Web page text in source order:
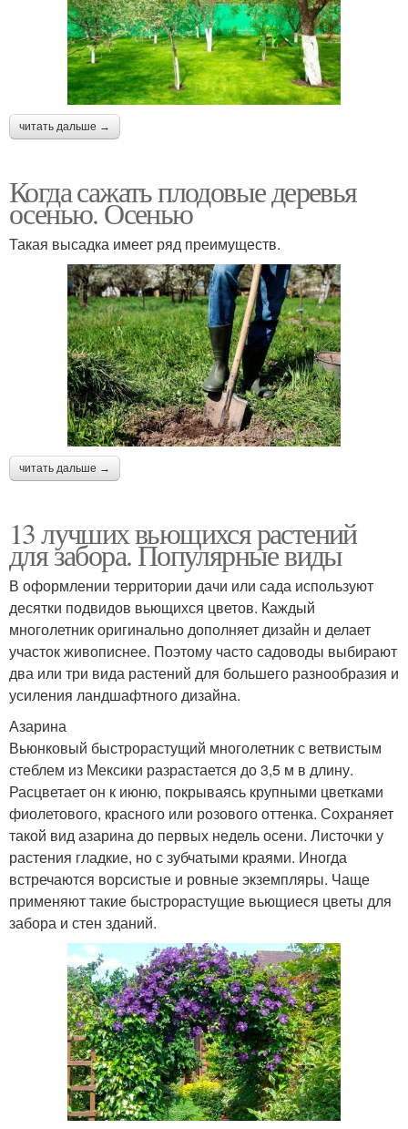
читать дальше →
Когда сажать плодовые деревья
осенью. Осенью
Такая высадка имеет ряд преимуществ.
читать дальше →
13 лучших вьющихся растений
для забора. Популярные виды
В оформлении территории дачи или сада используют
десятки подвидов вьющихся цветов. Каждый
многолетник оригинально дополняет дизайн и делает
участок живописнее. Поэтому часто садоводы выбирают
два или три вида растений для большего разнообразия и
усиления ландшафтного дизайна.
Азарина
Вьюнковый быстрорастущий многолетник с ветвистым
стеблем из Мексики разрастается до 3,5 м в длину.
Расцветает он к июню, покрываясь крупными цветками
фиолетового, красного или розового оттенка. Сохраняет
такой вид азарина до первых недель осени. Листочки у
растения гладкие, но с зубчатыми краями. Иногда
встречаются ворсистые и ровные экземпляры. Чаще
применяют такие быстрорастущие вьющиеся цветы для
забора и стен зданий.